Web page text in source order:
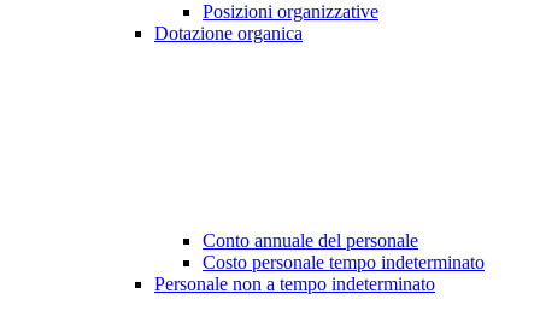
Posizioni organizzative
Dotazione organica
Conto annuale del personale
Costo personale tempo indeterminato
Personale non a tempo indeterminato